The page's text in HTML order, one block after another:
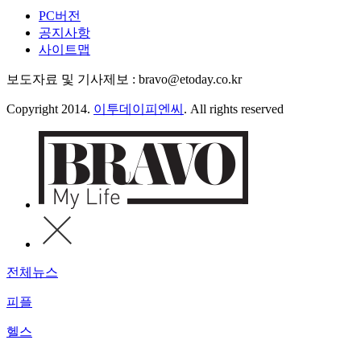
PC버전
공지사항
사이트맵
보도자료 및 기사제보 : bravo@etoday.co.kr
Copyright 2014. 이투데이피엔씨 . All rights reserved
전체뉴스
피플
헬스